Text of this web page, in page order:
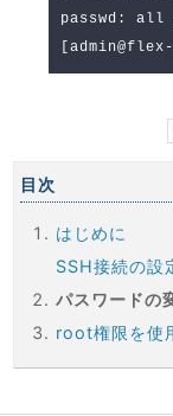
passwd: all
目次
はじめに
SSH接続の設
パスワードの
root権限を使